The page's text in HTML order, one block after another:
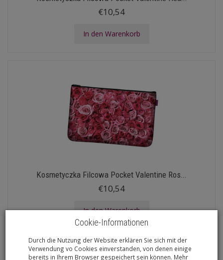
€10,54
In den Warenkorb
Kosmetyczka Filcowa Pocket Valentine Ros...
€10,54
In den Warenkorb
Cookie-Informationen
Durch die Nutzung der Website erklären Sie sich mit der
Verwendung vo Cookies einverstanden, von denen einige
bereits in Ihrem Browser gespeichert sein können. Mehr